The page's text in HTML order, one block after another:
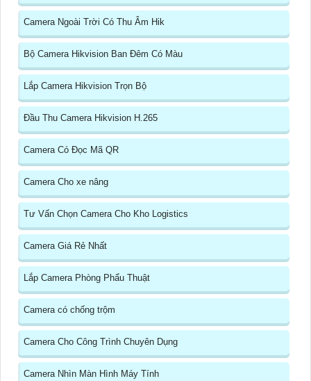
Camera Ngoài Trời Có Thu Âm Hik
Bộ Camera Hikvision Ban Đêm Có Màu
Lắp Camera Hikvision Trọn Bộ
Đầu Thu Camera Hikvision H.265
Camera Có Đọc Mã QR
Camera Cho xe nâng
Tư Vấn Chọn Camera Cho Kho Logistics
Camera Giá Rẻ Nhất
Lắp Camera Phòng Phẩu Thuật
Camera có chống trộm
Camera Cho Công Trình Chuyên Dụng
Camera Nhìn Màn Hình Máy Tính